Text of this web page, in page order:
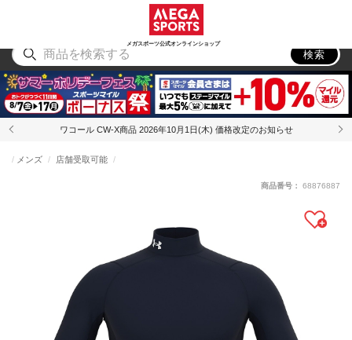
メガスポーツ公式オンラインショップ
アウトドア
検索
ワコール CW-X商品 2026年10月1日(木) 価格改定のお知らせ
メンズ 店舗受取可能
商品番号： 68876887